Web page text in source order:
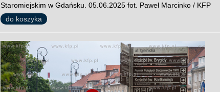
Staromiejskim w Gdańsku. 05.06.2025 fot. Paweł Marcinko / KFP
do koszyka